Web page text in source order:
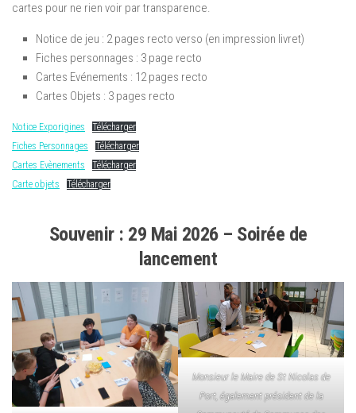
cartes pour ne rien voir par transparence.
Notice de jeu : 2 pages recto verso (en impression livret)
Fiches personnages : 3 page recto
Cartes Evénements : 12 pages recto
Cartes Objets : 3 pages recto
Notice Exporigines
Télécharger
Fiches Personnages
Télécharger
Cartes Evènements
Télécharger
Carte objets
Télécharger
Souvenir : 29 Mai 2026 – Soirée de
lancement
Monsieur le Maire de St Nicolas de
Port, également président de la